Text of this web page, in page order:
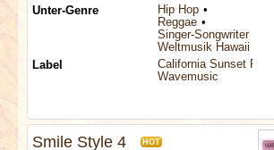
Unter-Genre
Hip Hop
Reggae
Singer-Songwriter
Weltmusik Hawaii
Label
California Sunset
Wavemusic
Smile Style 4 HOT